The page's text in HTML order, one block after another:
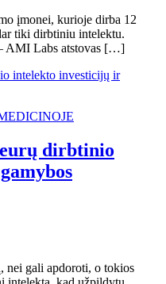
įmonei, kurioje dirba 12
tiki dirbtiniu intelektu.
AMI Labs atstovas […]
dirbtinio
nei gali apdoroti, o tokios